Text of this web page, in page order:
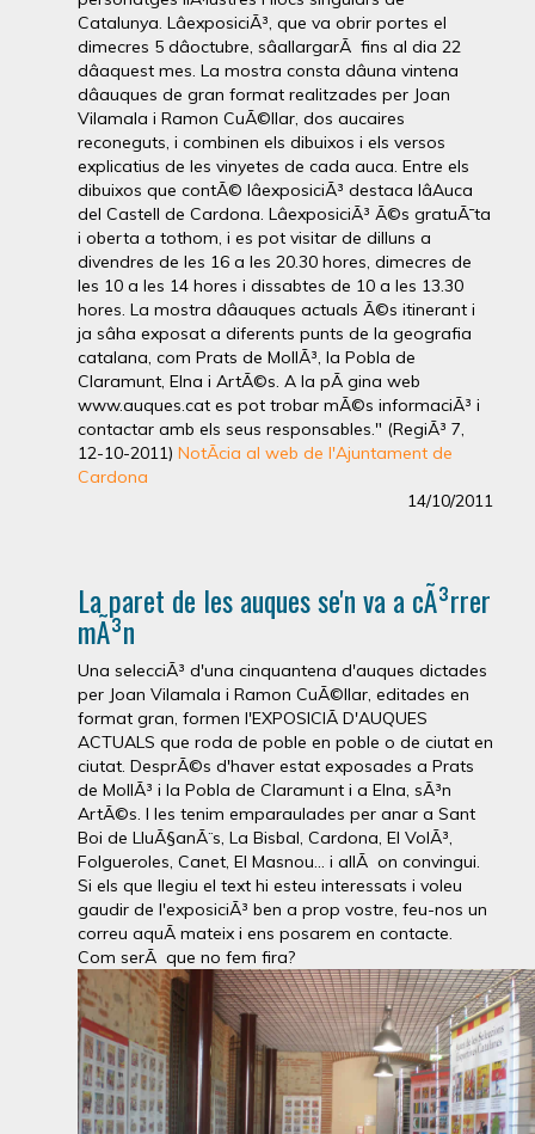
Catalunya. LâexposiciÃ³, que va obrir portes el
dimecres 5 dâoctubre, sâallargarÃ fins al dia 22
dâaquest mes. La mostra consta dâuna vintena
dâauques de gran format realitzades per Joan
Vilamala i Ramon CuÃ©llar, dos aucaires
reconeguts, i combinen els dibuixos i els versos
explicatius de les vinyetes de cada auca. Entre els
dibuixos que contÃ© lâexposiciÃ³ destaca lâAuca
del Castell de Cardona. LâexposiciÃ³ Ã©s gratuÃ¯ta
i oberta a tothom, i es pot visitar de dilluns a
divendres de les 16 a les 20.30 hores, dimecres de
les 10 a les 14 hores i dissabtes de 10 a les 13.30
hores. La mostra dâauques actuals Ã©s itinerant i
ja sâha exposat a diferents punts de la geografia
catalana, com Prats de MollÃ³, la Pobla de
Claramunt, Elna i ArtÃ©s. A la pÃ gina web
www.auques.cat es pot trobar mÃ©s informaciÃ³ i
contactar amb els seus responsables." (RegiÃ³ 7,
12-10-2011) NotÃ­cia al web de l'Ajuntament de
Cardona
14/10/2011
La paret de les auques se'n va a cÃ³rrer
mÃ³n
Una selecciÃ³ d'una cinquantena d'auques dictades
per Joan Vilamala i Ramon CuÃ©llar, editades en
format gran, formen l'EXPOSICIÃ D'AUQUES
ACTUALS que roda de poble en poble o de ciutat en
ciutat. DesprÃ©s d'haver estat exposades a Prats
de MollÃ³ i la Pobla de Claramunt i a Elna, sÃ³n
ArtÃ©s. I les tenim emparaulades per anar a Sant
Boi de LluÃ§anÃ¨s, La Bisbal, Cardona, El VolÃ³,
Folgueroles, Canet, El Masnou... i allÃ on convingui.
Si els que llegiu el text hi esteu interessats i voleu
gaudir de l'exposiciÃ³ ben a prop vostre, feu-nos un
correu aquÃ­ mateix i ens posarem en contacte.
Com serÃ que no fem fira?